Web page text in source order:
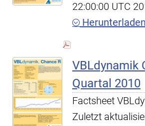
22:00:00 UTC
Herunterladen
VBLdynamik
Quartal 2010
Factsheet
Zuletzt